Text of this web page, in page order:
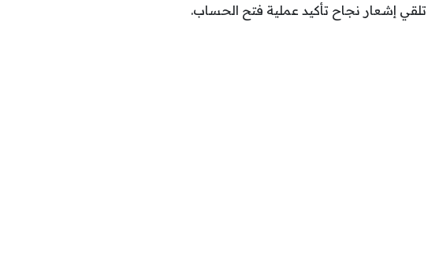
تلقي إشعار نجاح تأكيد عملية فتح الحساب.